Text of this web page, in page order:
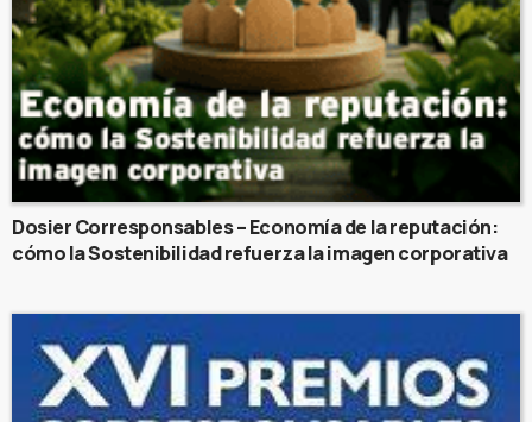
Dosier Corresponsables – Economía de la reputación:
cómo la Sostenibilidad refuerza la imagen corporativa